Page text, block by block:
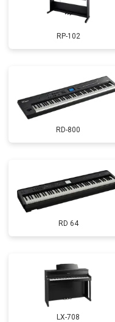
RP-102
RD-800
RD 64
LX-708